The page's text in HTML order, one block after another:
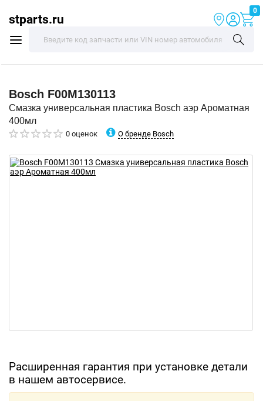
stparts.ru
0
Bosch F00M130113
Смазка универсальная пластика Bosch аэр Ароматная
400мл
0 оценок О бренде Bosch
Расширенная гарантия при установке детали
в нашем автосервисе.